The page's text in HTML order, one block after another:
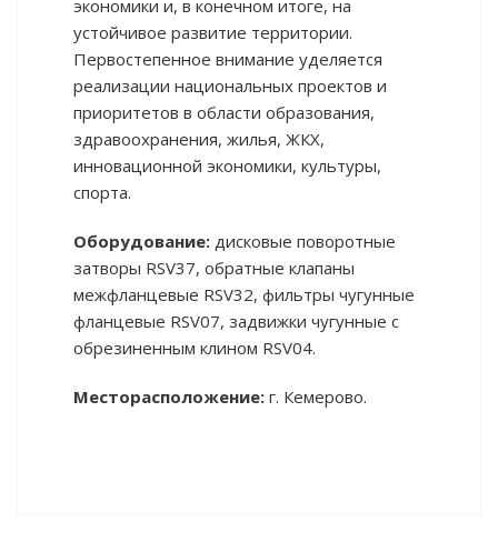
экономики и, в конечном итоге, на
устойчивое развитие территории.
Первостепенное внимание уделяется
реализации национальных проектов и
приоритетов в области образования,
здравоохранения, жилья, ЖКХ,
инновационной экономики, культуры,
спорта.
Оборудование: дисковые поворотные
затворы RSV37, обратные клапаны
межфланцевые RSV32, фильтры чугунные
фланцевые RSV07, задвижки чугунные с
обрезиненным клином RSV04.
Месторасположение: г. Кемерово.